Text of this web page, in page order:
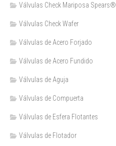
Válvulas Check Mariposa Spears®
Válvulas Check Wafer
Válvulas de Acero Forjado
Válvulas de Acero Fundido
Válvulas de Aguja
Válvulas de Compuerta
Válvulas de Esfera Flotantes
Válvulas de Flotador